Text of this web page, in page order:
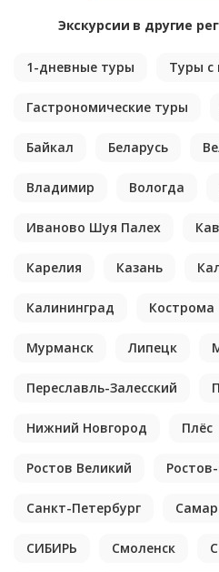
Экскурсии в другие
1-дневные туры Туры с
Гастрономические туры
Байкал Беларусь
Владимир Вологда
Иваново Шуя Палех
Карелия Казань
Калининград Кострома
Мурманск Липецк
Переславль-Залесский
Нижний Новгород Плёс
Ростов Великий
Санкт-Петербург
СИБИРЬ Смоленск